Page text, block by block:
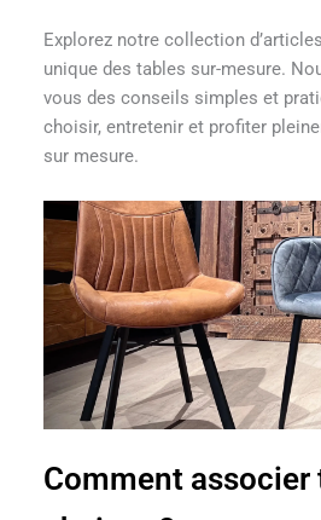
Explorez notre collection
unique des tables sur-mesure.
vous des conseils simples et
choisir, entretenir et profiter
sur mesure.
Comment associer